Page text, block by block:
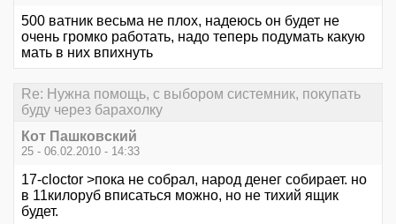
500 ватник весьма не плох, надеюсь он будет не
очень громко работать, надо теперь подумать какую
мать в них впихнуть
Re: Нужна помощь, с выбором системник, покупать
буду через барахолку
Кот Пашковский
25 - 06.02.2010 - 14:33
17-cloctor >пока не собрал, народ денег собирает. но
в 11килоруб вписаться можно, но не тихий ящик
будет.